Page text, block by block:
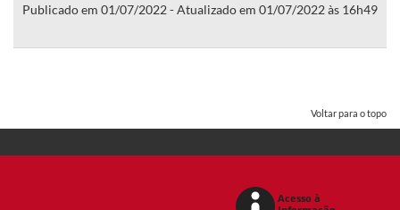
Publicado em 01/07/2022 - Atualizado em 01/07/2022 às 16h49
Voltar para o topo